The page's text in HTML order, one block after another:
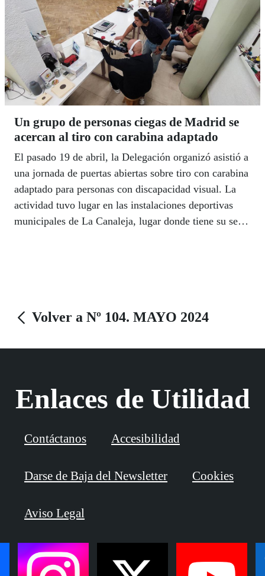
Un grupo de personas ciegas de Madrid se
acercan al tiro con carabina adaptado
El pasado 19 de abril, la Delegación organizó asistió a
una jornada de puertas abiertas sobre tiro con carabina
adaptado para personas con discapacidad visual. La
actividad tuvo lugar en las instalaciones deportivas
municipales de La Canaleja, lugar donde tiene su sede
Volver a Nº 104. MAYO 2024
Enlaces de Utilidad
Contáctanos Accesibilidad
Darse de Baja del Newsletter Cookies
Aviso Legal